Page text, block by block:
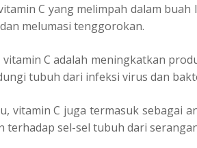
C yang melimpah dalam
melumasi tenggorokan.
C adalah meningkatkan
tubuh dari infeksi virus dan
vitamin C juga termasuk sebagai
terhadap sel-sel tubuh dari